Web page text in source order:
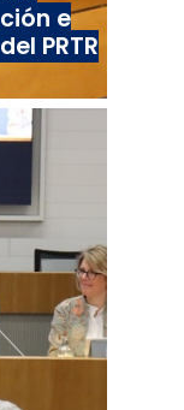
e
PRTR